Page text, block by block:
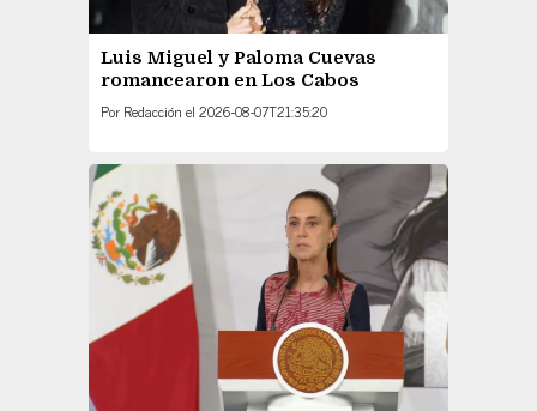
Luis Miguel y Paloma Cuevas
romancearon en Los Cabos
Por Redacción el 2026-08-07T21:35:20